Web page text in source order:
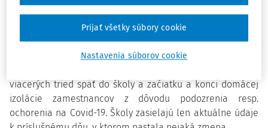
epidemiologickej situácie na škole. Vedenie školy bude
touto cestou informovať rezortných odborníkov o udelení
„riaditeľského voľna“ triede alebo celej škole z dôvodu
podozrenia na ochorenie Covid-19, uzavretí triedy alebo
viacerých tried späť do školy a začiatku a konci domácej
izolácie zamestnancov z dôvodu podozrenia resp.
ochorenia na Covid-19. Školy zasielajú len aktuálne údaje
Nastavenia súborov cookie
Prijať všetky súbory cookie